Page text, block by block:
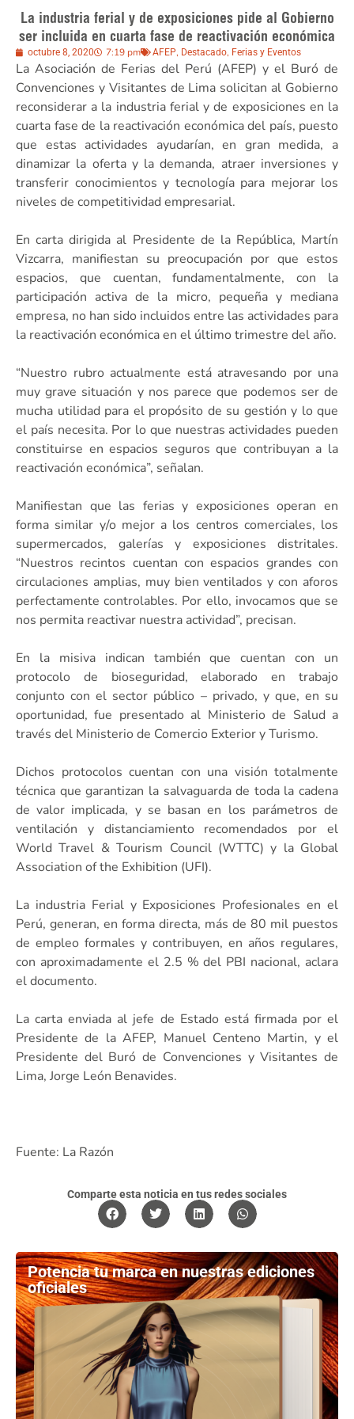
La industria ferial y de exposiciones pide al Gobierno
ser incluida en cuarta fase de reactivación económica
octubre 8, 2020 7:19 pm AFEP, Destacado, Ferias y Eventos
La Asociación de Ferias del Perú (AFEP) y el Buró de
Convenciones y Visitantes de Lima solicitan al Gobierno
reconsiderar a la industria ferial y de exposiciones en la
cuarta fase de la reactivación económica del país, puesto
que estas actividades ayudarían, en gran medida, a
dinamizar la oferta y la demanda, atraer inversiones y
transferir conocimientos y tecnología para mejorar los
niveles de competitividad empresarial.
En carta dirigida al Presidente de la República, Martín
Vizcarra, manifiestan su preocupación por que estos
espacios, que cuentan, fundamentalmente, con la
participación activa de la micro, pequeña y mediana
empresa, no han sido incluidos entre las actividades para
la reactivación económica en el último trimestre del año.
“Nuestro rubro actualmente está atravesando por una
muy grave situación y nos parece que podemos ser de
mucha utilidad para el propósito de su gestión y lo que
el país necesita. Por lo que nuestras actividades pueden
constituirse en espacios seguros que contribuyan a la
reactivación económica”, señalan.
Manifiestan que las ferias y exposiciones operan en
forma similar y/o mejor a los centros comerciales, los
supermercados, galerías y exposiciones distritales.
“Nuestros recintos cuentan con espacios grandes con
circulaciones amplias, muy bien ventilados y con aforos
perfectamente controlables. Por ello, invocamos que se
nos permita reactivar nuestra actividad”, precisan.
En la misiva indican también que cuentan con un
protocolo de bioseguridad, elaborado en trabajo
conjunto con el sector público – privado, y que, en su
oportunidad, fue presentado al Ministerio de Salud a
través del Ministerio de Comercio Exterior y Turismo.
Dichos protocolos cuentan con una visión totalmente
técnica que garantizan la salvaguarda de toda la cadena
de valor implicada, y se basan en los parámetros de
ventilación y distanciamiento recomendados por el
World Travel & Tourism Council (WTTC) y la Global
Association of the Exhibition (UFI).
La industria Ferial y Exposiciones Profesionales en el
Perú, generan, en forma directa, más de 80 mil puestos
de empleo formales y contribuyen, en años regulares,
con aproximadamente el 2.5 % del PBI nacional, aclara
el documento.
La carta enviada al jefe de Estado está firmada por el
Presidente de la AFEP, Manuel Centeno Martin, y el
Presidente del Buró de Convenciones y Visitantes de
Lima, Jorge León Benavides.
Fuente: La Razón
Comparte esta noticia en tus redes sociales
Potencia tu marca en nuestras ediciones
oficiales